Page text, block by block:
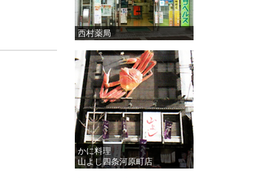
西村薬局
かに料理
山よし四条河原町店